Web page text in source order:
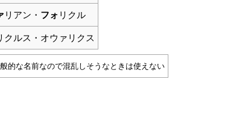
リアン・ フォ リクル
クルス・オウァリクス
的な名前なので混乱しそうなときは使えない